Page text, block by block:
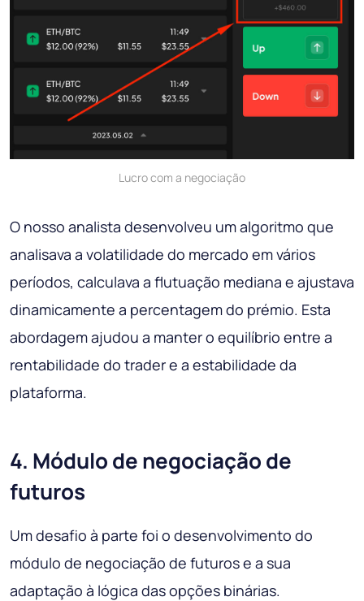
Lucro com a negociação
O nosso analista desenvolveu um algoritmo que
analisava a volatilidade do mercado em vários
períodos, calculava a flutuação mediana e ajustava
dinamicamente a percentagem do prémio. Esta
abordagem ajudou a manter o equilíbrio entre a
rentabilidade do trader e a estabilidade da
plataforma.
4. Módulo de negociação de
futuros
Um desafio à parte foi o desenvolvimento do
módulo de negociação de futuros e a sua
adaptação à lógica das opções binárias.